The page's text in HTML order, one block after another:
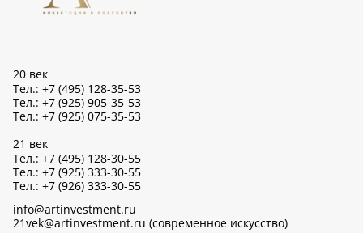
20 век
Тел.: +7 (495) 128-35-53
Тел.: +7 (925) 905-35-53
Тел.: +7 (925) 075-35-53
21 век
Тел.: +7 (495) 128-30-55
Тел.: +7 (925) 333-30-55
Тел.: +7 (926) 333-30-55
info@artinvestment.ru
21vek@artinvestment.ru (современное искусство)